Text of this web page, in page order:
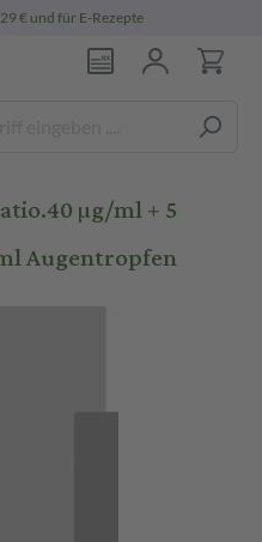
€ und für E-Rezepte
µg/ml + 5
Augentropfen